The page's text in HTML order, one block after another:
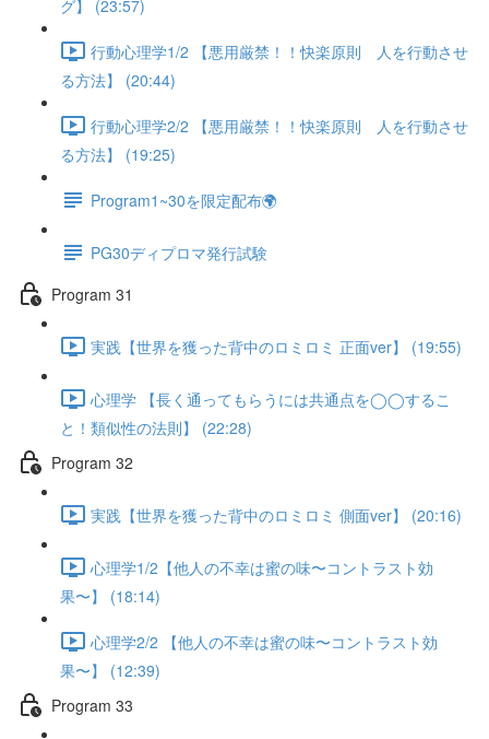
グ】 (23:57)
行動心理学1/2 【悪用厳禁！！快楽原則 人を行動させ
る方法】 (20:44)
行動心理学2/2 【悪用厳禁！！快楽原則 人を行動させ
る方法】 (19:25)
Program1~30を限定配布🌍
PG30ディプロマ発行試験
Program 31
実践【世界を獲った背中のロミロミ 正面ver】 (19:55)
心理学 【長く通ってもらうには共通点を◯◯するこ
と！類似性の法則】 (22:28)
Program 32
実践【世界を獲った背中のロミロミ 側面ver】 (20:16)
心理学1/2【他人の不幸は蜜の味〜コントラスト効
果〜】 (18:14)
心理学2/2 【他人の不幸は蜜の味〜コントラスト効
果〜】 (12:39)
Program 33